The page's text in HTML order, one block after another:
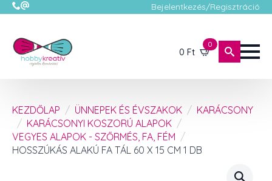
Bejelentkezés/Regisztráció
0 Ft
0
KEZDŐLAP ÜNNEPEK ÉS ÉVSZAKOK
KARÁCSONY
KARÁCSONYI KOSZORÚ ALAPOK
VEGYES ALAPOK - SZŐRMÉS, FA, FÉM
HOSSZÚKÁS ALAKÚ FA TÁL 60 X 15 CM 1 DB